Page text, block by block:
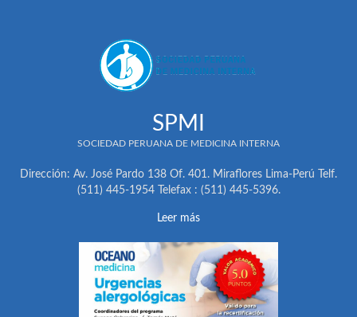
SPMI
SOCIEDAD PERUANA DE MEDICINA INTERNA
Dirección: Av. José Pardo 138 Of. 401. Miraflores Lima-Perú Telf.
(511) 445-1954 Telefax : (511) 445-5396.
Leer más